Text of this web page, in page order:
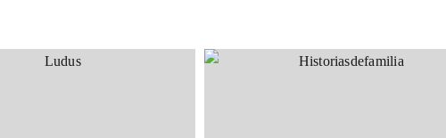
Cosmópolis